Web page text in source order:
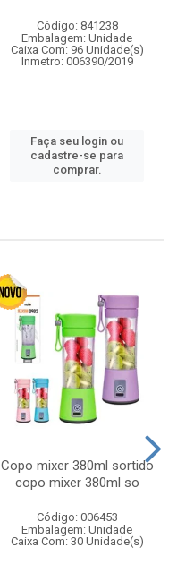
Código: 841238
Embalagem: Unidade
Caixa Com: 96 Unidade(s)
Inmetro: 006390/2019
Faça seu login ou
cadastre-se para
comprar.
Copo mixer 380ml sortido
copo mixer 380ml so
Código: 006453
Embalagem: Unidade
Caixa Com: 30 Unidade(s)